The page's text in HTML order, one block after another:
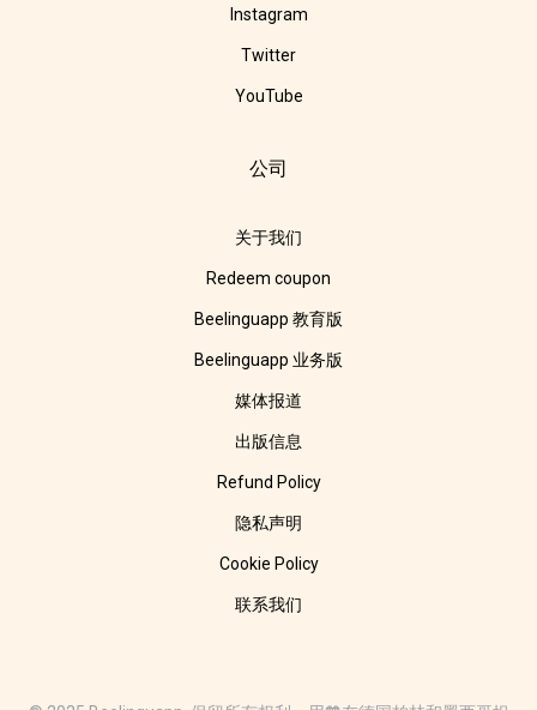
Instagram
Twitter
YouTube
公司
关于我们
Redeem coupon
Beelinguapp 教育版
Beelinguapp 业务版
媒体报道
出版信息
Refund Policy
隐私声明
Cookie Policy
联系我们